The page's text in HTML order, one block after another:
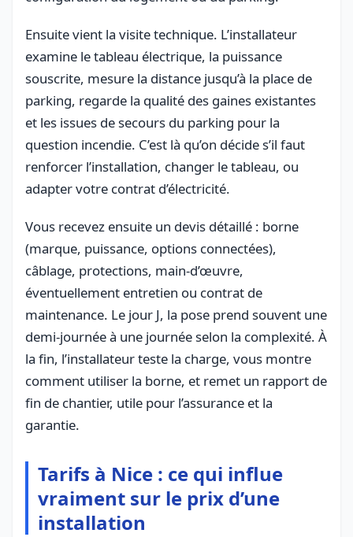
Ensuite vient la visite technique. L’installateur
examine le tableau électrique, la puissance
souscrite, mesure la distance jusqu’à la place de
parking, regarde la qualité des gaines existantes
et les issues de secours du parking pour la
question incendie. C’est là qu’on décide s’il faut
renforcer l’installation, changer le tableau, ou
adapter votre contrat d’électricité.
Vous recevez ensuite un devis détaillé : borne
(marque, puissance, options connectées),
câblage, protections, main-d’œuvre,
éventuellement entretien ou contrat de
maintenance. Le jour J, la pose prend souvent une
demi-journée à une journée selon la complexité. À
la fin, l’installateur teste la charge, vous montre
comment utiliser la borne, et remet un rapport de
fin de chantier, utile pour l’assurance et la
garantie.
Tarifs à Nice : ce qui influe
vraiment sur le prix d’une
installation